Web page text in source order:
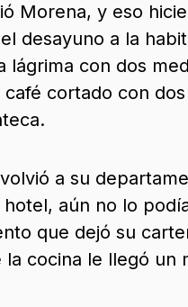
Morena, y eso
desayuno a la
lágrima con dos
cortado con
a su
hotel, aún no lo
que dejó su
la cocina le llegó un